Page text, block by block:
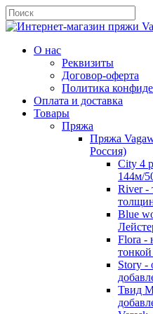
О нас
Реквизиты
Договор-оферта
Политика
Оплата и доставка
Товары
Пряжа
Пряжа
Россия)
City 4
144м/
River -
Blue
Flora -
Story -
Твид